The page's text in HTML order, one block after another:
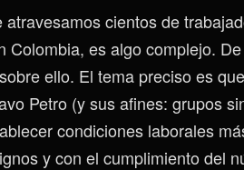
cientos de
es algo complejo.
ello. El tema preciso es
Petro (y sus afines: grupos
condiciones laborales
y con el cumplimiento del